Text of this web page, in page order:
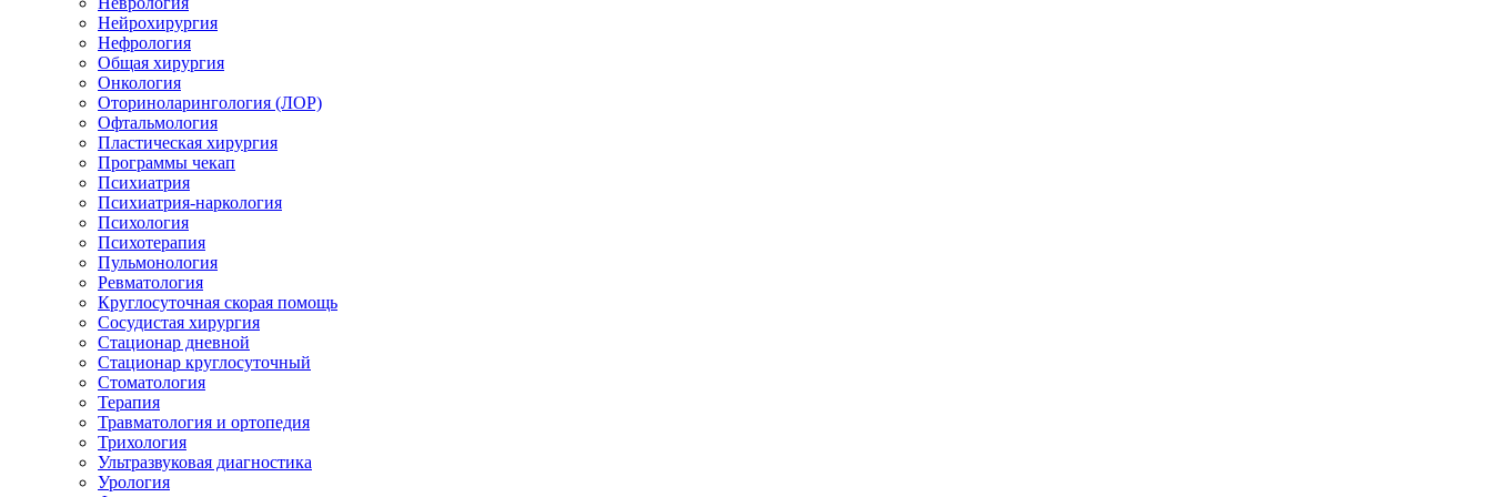
Нейрохирургия
Нефрология
Общая хирургия
Онкология
Оториноларингология (ЛОР)
Офтальмология
Пластическая хирургия
Программы чекап
Психиатрия
Психиатрия-наркология
Психология
Психотерапия
Пульмонология
Ревматология
Круглосуточная скорая помощь
Сосудистая хирургия
Стационар дневной
Стационар круглосуточный
Стоматология
Терапия
Травматология и ортопедия
Трихология
Ультразвуковая диагностика
Урология